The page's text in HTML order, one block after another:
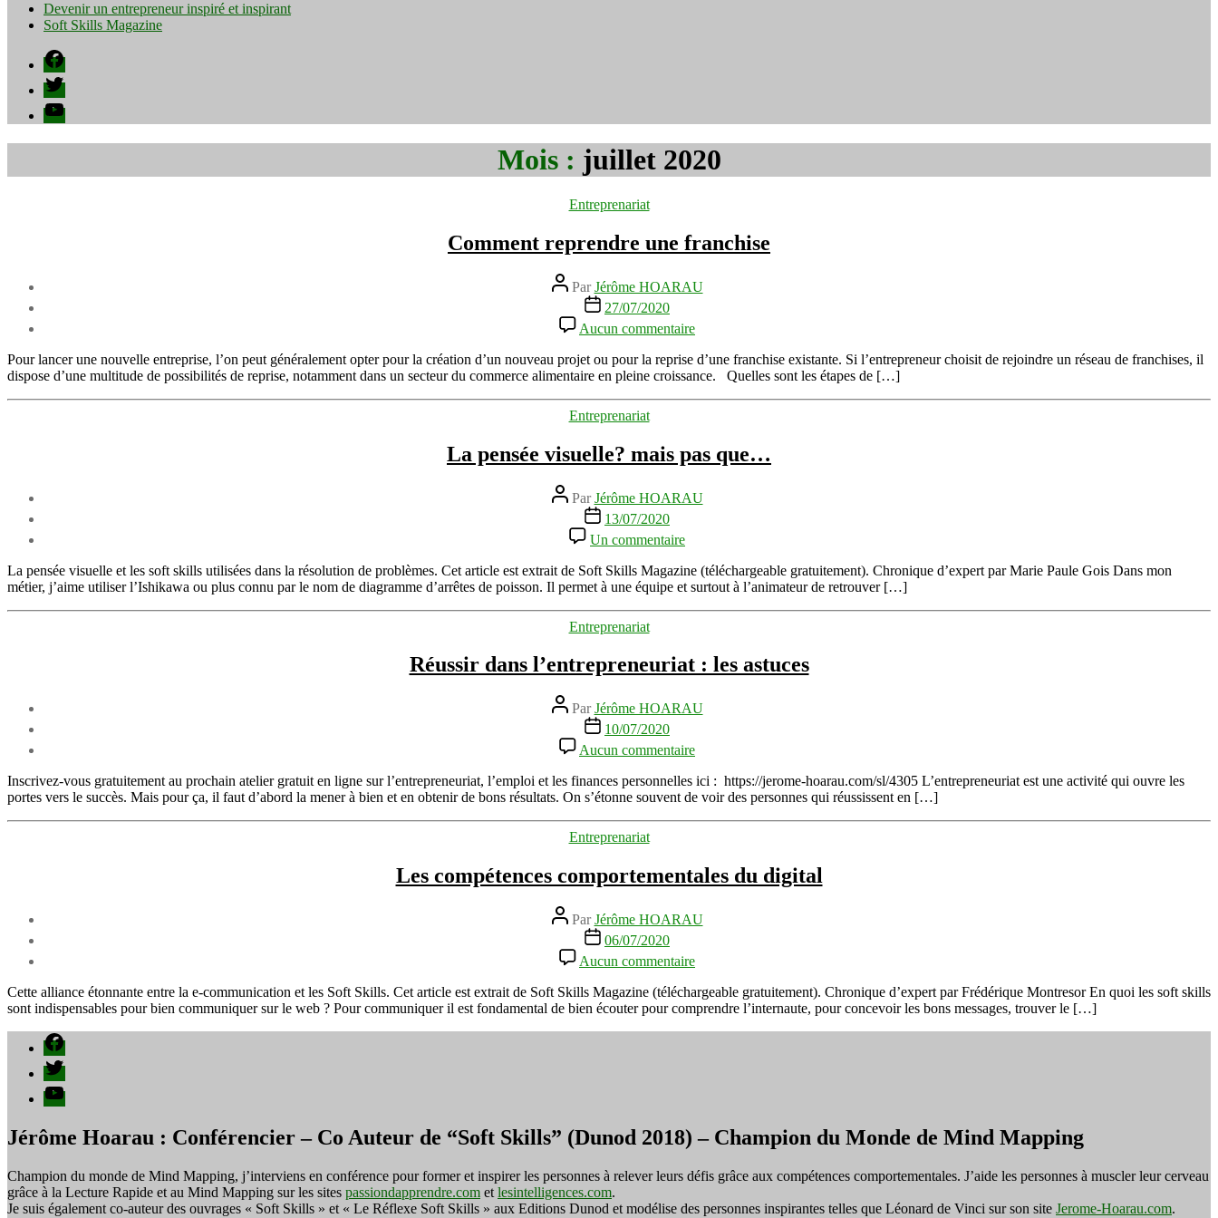
Devenir un entrepreneur inspiré et inspirant
Soft Skills Magazine
Facebook
Twitter
YouTube
Mois : juillet 2020
Catégories
Entreprenariat
Comment reprendre une franchise
Auteur
de
l’article
ParJérôme HOARAU
Date
l’article
27/07/2020
Aucun commentaire
Comment
reprendre
une
Pour lancer une nouvelle entreprise, l’on peut généralement opter pour la création d’un nouveau projet ou pour la reprise d’une franchise existante. Si l’entrepreneur choisit de rejoindre un réseau de franchises, il
dispose d’une multitude de possibilités de reprise, notamment dans un secteur du commerce alimentaire en pleine croissance. Quelles sont les étapes de […]
Catégories
Entreprenariat
La pensée visuelle? mais pas que…
Auteur
de
l’article
ParJérôme HOARAU
Date
de
l’article
13/07/2020
Un commentaire
La
pensée
visuelle?
pas
La pensée visuelle et les soft skills utilisées dans la résolution de problèmes. Cet article est extrait de Soft Skills Magazine (téléchargeable gratuitement). Chronique d’expert par Marie Paule Gois Dans mon
métier, j’aime utiliser l’Ishikawa ou plus connu par le nom de diagramme d’arrêtes de poisson. Il permet à une équipe et surtout à l’animateur de retrouver […]
Catégories
Entreprenariat
Réussir dans l’entrepreneuriat : les astuces
Auteur
de
l’article
ParJérôme HOARAU
Date
l’article
10/07/2020
Aucun commentaire
Réussir
dans
l’entrepreneuriat
les
Inscrivez-vous gratuitement au prochain atelier gratuit en ligne sur l’entrepreneuriat, l’emploi et les finances personnelles ici : https://jerome-hoarau.com/sl/4305 L’entrepreneuriat est une activité qui ouvre les
portes vers le succès. Mais pour ça, il faut d’abord la mener à bien et en obtenir de bons résultats. On s’étonne souvent de voir des personnes qui réussissent en […]
Catégories
Entreprenariat
Les compétences comportementales du digital
Auteur
de
l’article
ParJérôme HOARAU
Date
l’article
06/07/2020
Aucun commentaire
Les
compétences
comportementales
du
Cette alliance étonnante entre la e-communication et les Soft Skills. Cet article est extrait de Soft Skills Magazine (téléchargeable gratuitement). Chronique d’expert par Frédérique Montresor En quoi les soft skills
sont indispensables pour bien communiquer sur le web ? Pour communiquer il est fondamental de bien écouter pour comprendre l’internaute, pour concevoir les bons messages, trouver le […]
Facebook
Twitter
YouTube
Jérôme Hoarau : Conférencier – Co Auteur de “Soft Skills” (Dunod 2018) – Champion du Monde de Mind Mapping
Champion du monde de Mind Mapping, j’interviens en conférence pour former et inspirer les personnes à relever leurs défis grâce aux compétences comportementales. J’aide les personnes à muscler leur cerveau
grâce à la Lecture Rapide et au Mind Mapping sur les sites passiondapprendre.com et lesintelligences.com.
Je suis également co-auteur des ouvrages « Soft Skills » et « Le Réflexe Soft Skills » aux Editions Dunod et modélise des personnes inspirantes telles que Léonard de Vinci sur son site Jerome-Hoarau.com.